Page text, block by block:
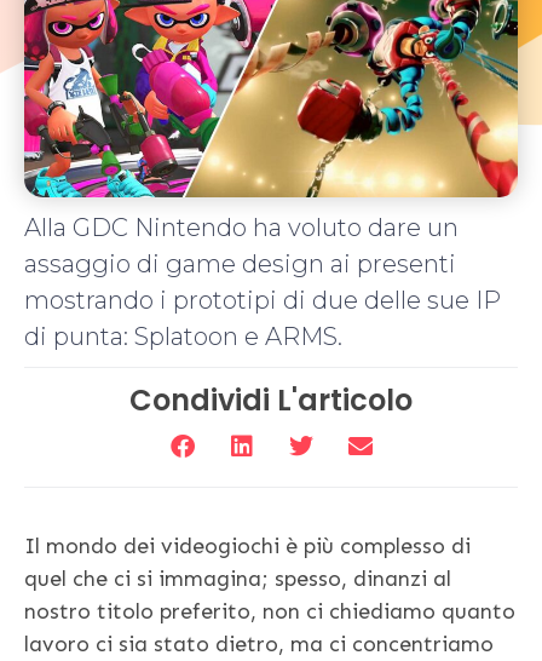
Alla GDC Nintendo ha voluto dare un
assaggio di game design ai presenti
mostrando i prototipi di due delle sue IP
di punta: Splatoon e ARMS.
Condividi L'articolo
Il mondo dei videogiochi è più complesso di
quel che ci si immagina; spesso, dinanzi al
nostro titolo preferito, non ci chiediamo quanto
lavoro ci sia stato dietro, ma ci concentriamo